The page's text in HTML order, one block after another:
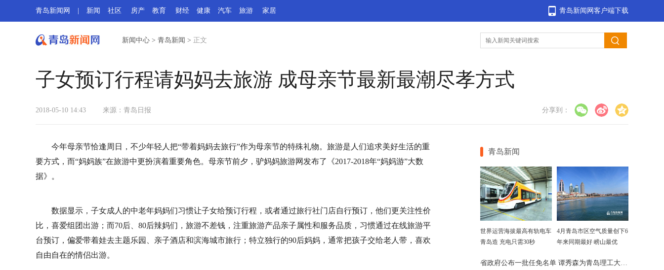
青岛新闻网客户端下载
青岛新闻网 新闻 社区 房产 教育 财经 健康 汽车 旅游 家居
新闻中心 > 青岛新闻 > 正文
子女预订行程请妈妈去旅游 成母亲节最新最潮尽孝方式
2018-05-10 14:43 来源： 青岛日报 分享到：
今年母亲节恰逢周日，不少年轻人把“带着妈妈去旅行”作为母亲节的特殊礼物。旅游是人们追求美好生活的重
要方式，而“妈妈族”在旅游中更扮演着重要角色。母亲节前夕，驴妈妈旅游网发布了《2017-2018年“妈妈游”大数
据》。
数据显示，子女成人的中老年妈妈们习惯让子女给预订行程，或者通过旅行社门店自行预订，他们更关注性价
比，喜爱组团出游；而70后、80后辣妈们，旅游不差钱，注重旅游产品亲子属性和服务品质，习惯通过在线旅游平
台预订，偏爱带着娃去主题乐园、亲子酒店和滨海城市旅行；特立独行的90后妈妈，通常把孩子交给老人带，喜欢
自由自在的情侣出游。
青岛新闻
世界运营海拔最高有轨电车
青岛造 充电只需30秒
4月青岛市区空气质量创下6
年来同期最好 崂山最优
省政府公布一批任免名单 谭秀森为青岛理工大学校长